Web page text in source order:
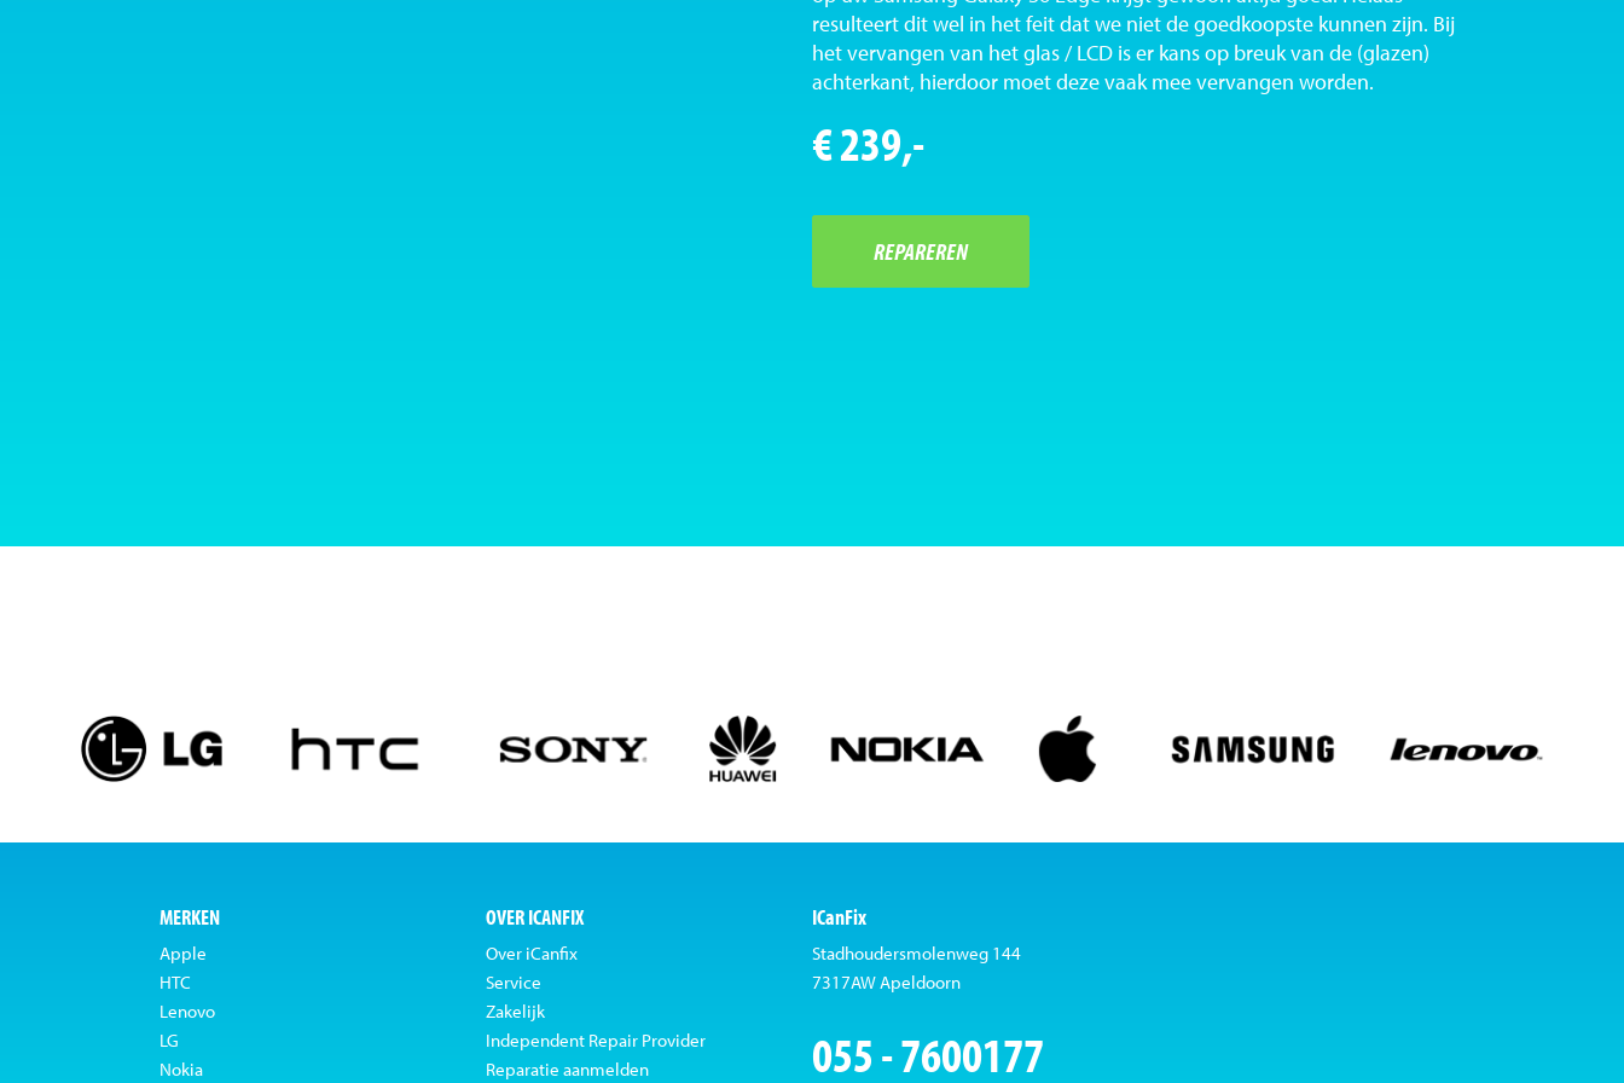
resulteert dit wel in het feit dat we niet de goedkoopste kunnen zijn. Bij
het vervangen van het glas / LCD is er kans op breuk van de (glazen)
achterkant, hierdoor moet deze vaak mee vervangen worden.
€ 239,-
REPAREREN
MERKEN
Apple
HTC
Lenovo
LG
Nokia
OVER ICANFIX
Over iCanfix
Service
Zakelijk
Independent Repair Provider
Reparatie aanmelden
ICanFix
Stadhoudersmolenweg 144
7317AW Apeldoorn
055 - 7600177